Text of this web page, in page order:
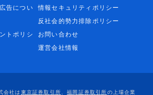
告につい
情報セキュリティポリシー
反社会的勢力排除ポリシー
トポリシ
お問い合わせ
運営会社情報